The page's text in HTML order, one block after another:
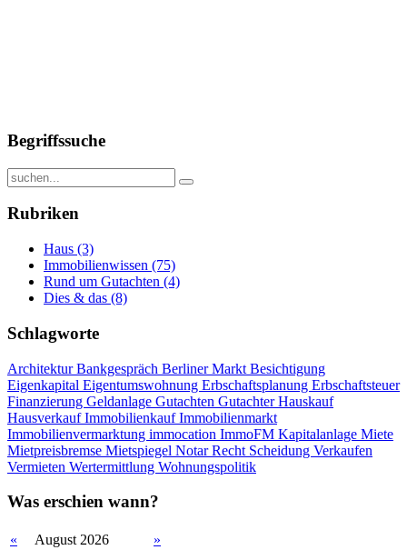
Begriffssuche
Rubriken
Haus (3)
Immobilienwissen (75)
Rund um Gutachten (4)
Dies & das (8)
Schlagworte
ArchitekturBankgespräch Berliner Markt Besichtigung
Eigenkapital Eigentumswohnung Erbschaftsplanung Erbschaftsteuer
Finanzierung Geldanlage Gutachten GutachterHauskauf
HausverkaufImmobilienkaufImmobilienmarkt
Immobilienvermarktung immocation ImmoFM Kapitalanlage Miete
Mietpreisbremse Mietspiegel NotarRecht Scheidung Verkaufen
Vermieten Wertermittlung Wohnungspolitik
Was erschien wann?
« August 2026
»